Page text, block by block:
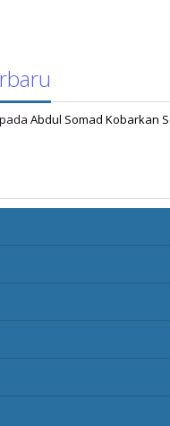
pada Abdul Somad Kobarkan